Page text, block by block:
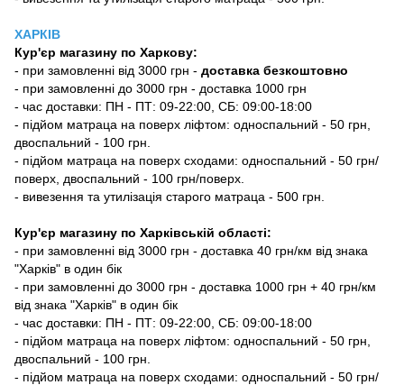
ХАРКІВ
Кур'єр магазину по Харкову:
- при замовленні від 3000 грн - доставка безкоштовно
- при замовленні до 3000 грн - доставка 1000 грн
- час доставки: ПН - ПТ: 09-22:00, СБ: 09:00-18:00
- підйом матраца на поверх ліфтом: односпальний - 50 грн,
двоспальний - 100 грн.
- підйом матраца на поверх сходами: односпальний - 50 грн/
поверх, двоспальний - 100 грн/поверх.
- вивезення та утилізація старого матраца - 500 грн.
Кур'єр магазину по Харківській області:
- при замовленні від 3000 грн - доставка 40 грн/км від знака
"Харків" в один бік
- при замовленні до 3000 грн - доставка 1000 грн + 40 грн/км
від знака "Харків" в один бік
- час доставки: ПН - ПТ: 09-22:00, СБ: 09:00-18:00
- підйом матраца на поверх ліфтом: односпальний - 50 грн,
двоспальний - 100 грн.
- підйом матраца на поверх сходами: односпальний - 50 грн/